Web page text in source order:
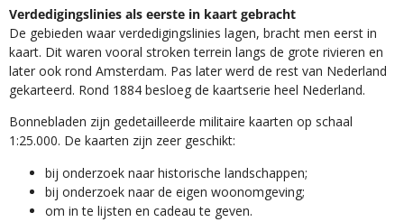
Verdedigingslinies als eerste in kaart gebracht
De gebieden waar verdedigingslinies lagen, bracht men eerst in
kaart. Dit waren vooral stroken terrein langs de grote rivieren en
later ook rond Amsterdam. Pas later werd de rest van Nederland
gekarteerd. Rond 1884 besloeg de kaartserie heel Nederland.
Bonnebladen zijn gedetailleerde militaire kaarten op schaal
1:25.000. De kaarten zijn zeer geschikt:​
​bij onderzoek naar historische landschappen;
bij onderzoek naar de eigen woonomgeving;
om in te lijsten en cadeau te geven.